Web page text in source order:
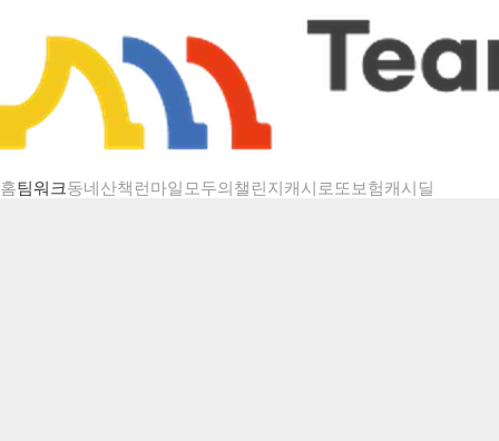
홈팀워크동네산책 런마일모두의챌린지캐시로또보험캐시딜
챌린지 상세